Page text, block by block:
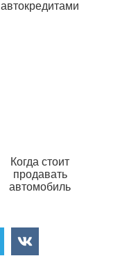
автокредитами
Когда стоит
продавать
автомобиль